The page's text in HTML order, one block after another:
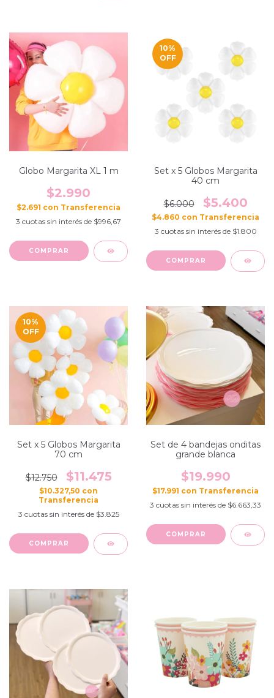
Globo Margarita XL 1 m
$2.990
$2.691 con
3 cuotas sin interés de $996,67
10%
OFF
Set x 5 Globos Margarita
40 cm
$6.000 $5.400
$4.860 con
3 cuotas sin interés de $1.800
10%
OFF
Set x 5 Globos Margarita
70 cm
$12.750 $11.475
$10.327,50 con
3 cuotas sin interés de $3.825
Set de 4 bandejas onditas
grande blanca
$19.990
$17.991 con
3 cuotas sin interés de $6.663,33